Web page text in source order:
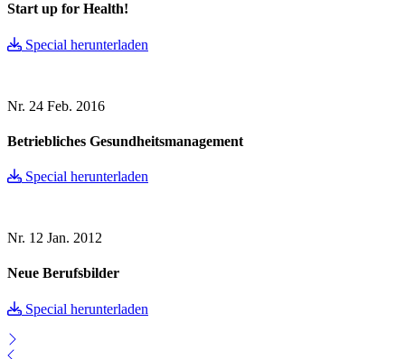
Start up for Health!
Special herunterladen
Nr. 24 Feb. 2016
Betriebliches Gesundheitsmanagement
Special herunterladen
Nr. 12 Jan. 2012
Neue Berufsbilder
Special herunterladen